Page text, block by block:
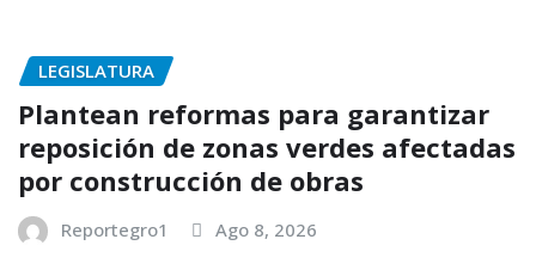
LEGISLATURA
Plantean reformas para garantizar
reposición de zonas verdes afectadas
por construcción de obras
Reportegro1 Ago 8, 2026